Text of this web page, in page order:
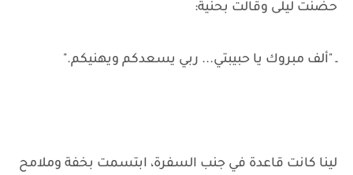
حضنت ليلى وقالت بحنية:
ـ "ألف مبروك يا حبيبتي... ربي يسعدكم ويهنيكم."
لينا كانت قاعدة في جنب السفرة، ابتسمت بخفة وملامح